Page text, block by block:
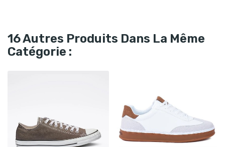
16 Autres Produits Dans La Même
Catégorie :